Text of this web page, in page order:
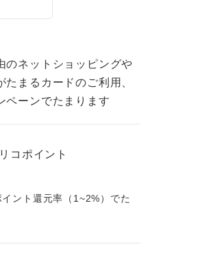
のネットショッピングや
たまるカードのご利用、
ペーンでたまります
コポイント
ント還元率（1~2%）でた